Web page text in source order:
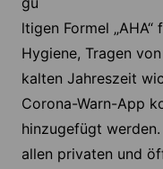
ltigen Formel
Hygiene, Tragen
kalten Jahreszeit
Corona-Warn-App
hinzugefügt
allen privaten und